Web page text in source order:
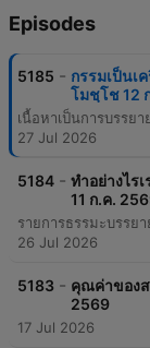
Episodes
5185 - กรรมเป็นเ
โมชฺโช 12
27 Jul 2026
5184 - ทำอย่างไร
11 ก.ค.
26 Jul 2026
5183 - คุณค่าของส
2569
17 Jul 2026